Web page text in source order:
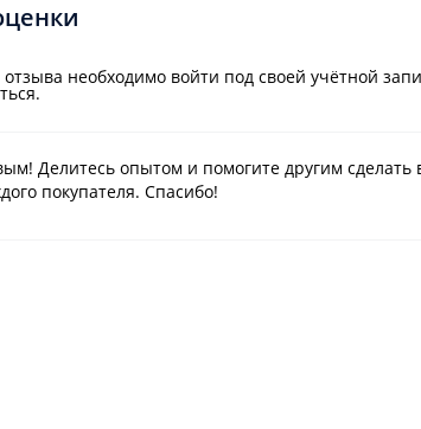
необходимо войти под своей учётной
Делитесь опытом и помогите другим
покупателя. Спасибо!